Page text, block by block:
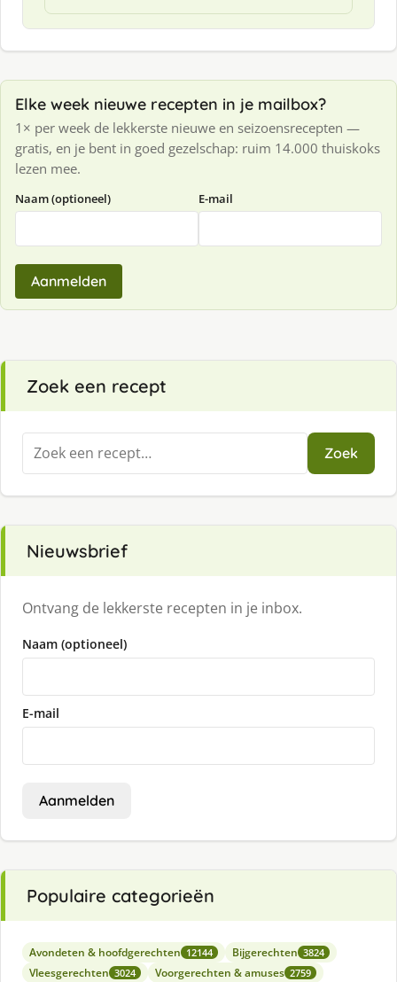
Elke week nieuwe recepten in je mailbox?
1× per week de lekkerste nieuwe en seizoensrecepten —
gratis, en je bent in goed gezelschap: ruim 14.000 thuiskoks
lezen mee.
Naam (optioneel) E-mail
Aanmelden
Zoek een recept
Zoeken
naar:
Zoek
Nieuwsbrief
Ontvang de lekkerste recepten in je inbox.
Naam (optioneel)
E-mail
Aanmelden
Populaire categorieën
Avondeten & hoofdgerechten 12144 Bijgerechten 3824
Vleesgerechten 3024 Voorgerechten & amuses 2759